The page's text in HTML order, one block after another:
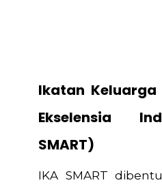
Ikatan Keluarga
Ekselensia
SMART)
IKA SMART